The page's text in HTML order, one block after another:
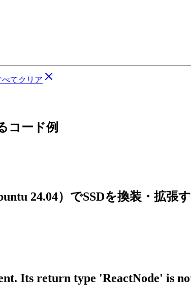
べてクリア
コード例
24.04）でSSDを換装・拡張
Its return type 'ReactNode' is